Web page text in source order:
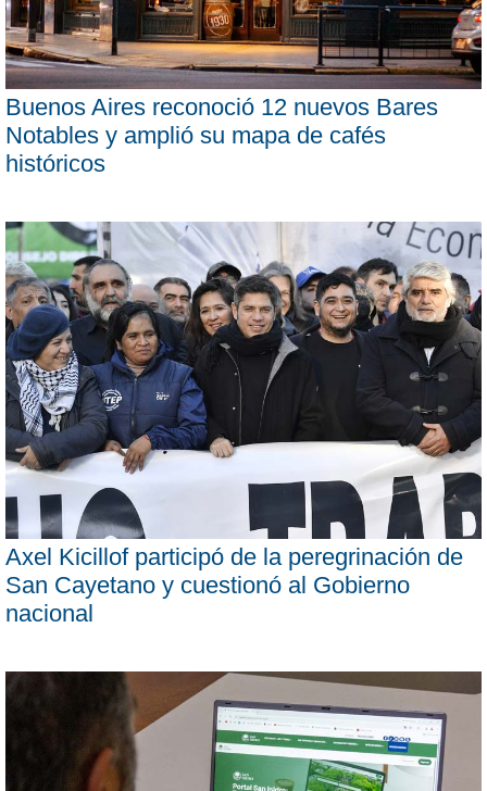
Buenos Aires reconoció 12 nuevos Bares
Notables y amplió su mapa de cafés
históricos
Axel Kicillof participó de la peregrinación de
San Cayetano y cuestionó al Gobierno
nacional